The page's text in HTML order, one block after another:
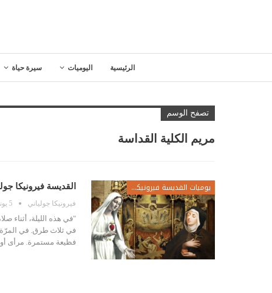
الرئيسية اليوميات سيرة حياة
تصفح الوسم
مريم الكلية القداسة
يوميات القديسة فيرونيكا جولياني القديسة فيرونيكا
فيرونيكا جولياني 5 يونيو، 2016
"في هذه الليلة، أثناء
في ثلاث طرق. في المرّة
فظيعة مستمرة. مرأى